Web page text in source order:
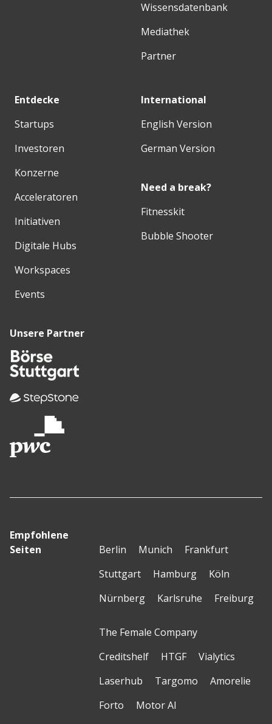
Wissensdatenbank
Mediathek
Partner
Entdecke
Startups
Investoren
Konzerne
Acceleratoren
Initiativen
Digitale Hubs
Workspaces
Events
International
English Version
German Version
Need a break?
Fitnesskit
Bubble Shooter
Unsere Partner
Empfohlene
Seiten
Berlin Munich
Frankfurt
Stuttgart
Hamburg
Köln
Nürnberg
Karlsruhe Freiburg
The Female Company
Creditshelf
HTGF
Vialytics
Laserhub
Targomo
Amorelie
Forto
Motor AI